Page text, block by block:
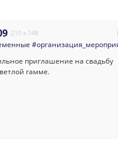
210 x 148